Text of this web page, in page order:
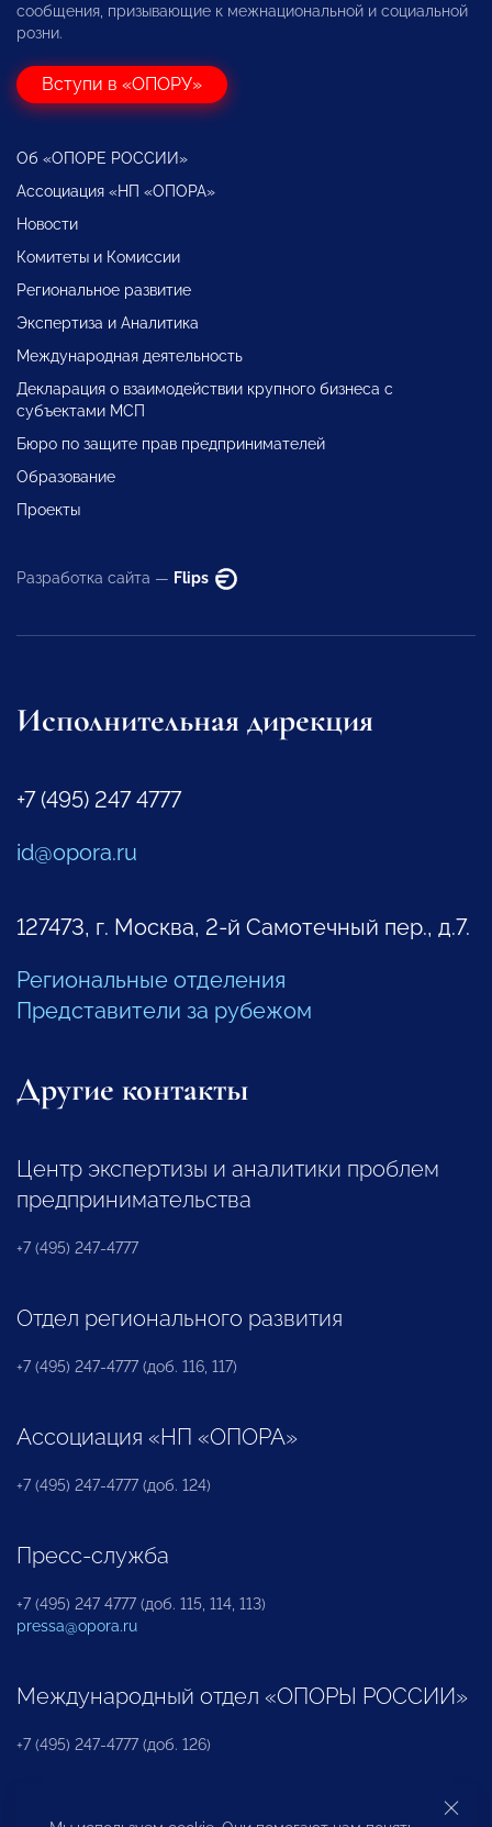
сообщения, призывающие к межнациональной и социальной
розни.
Вступи в «ОПОРУ»
Об «ОПОРЕ РОССИИ»
Ассоциация «НП «ОПОРА»
Новости
Комитеты и Комиссии
Региональное развитие
Экспертиза и Аналитика
Международная деятельность
Декларация о взаимодействии крупного бизнеса с
субъектами МСП
Бюро по защите прав предпринимателей
Образование
Проекты
Разработка сайта — Flips
Исполнительная дирекция
+7 (495) 247 4777
id@opora.ru
127473, г. Москва, 2-й Самотечный пер., д.7.
Региональные отделения
Представители за рубежом
Другие контакты
Центр экспертизы и аналитики проблем
предпринимательства
+7 (495) 247-4777
Отдел регионального развития
+7 (495) 247-4777 (доб. 116, 117)
Ассоциация «НП «ОПОРА»
+7 (495) 247-4777 (доб. 124)
Пресс-служба
+7 (495) 247 4777 (доб. 115, 114, 113)
pressa@opora.ru
Международный отдел «ОПОРЫ РОССИИ»
+7 (495) 247-4777 (доб. 126)
Бюро по защите прав предпринимателей и